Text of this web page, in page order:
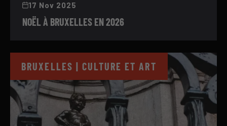
17 Nov 2025
NOËL À BRUXELLES EN 2026
BRUXELLES | CULTURE ET ART